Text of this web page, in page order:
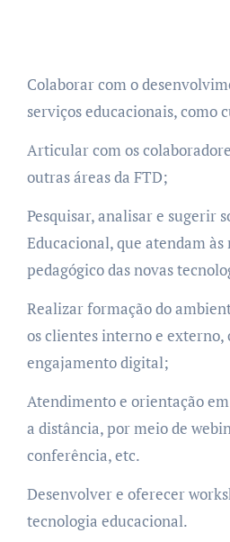
Colaborar com o
serviços educacionais, como
Articular com os
outras áreas da FTD;
Pesquisar, analisar e sugerir
Educacional, que atendam às
pedagógico das novas
Realizar formação do
os clientes interno e
engajamento digital;
Atendimento e orientação
a distância, por meio de
conferência, etc.
Desenvolver e oferecer
tecnologia educacional.